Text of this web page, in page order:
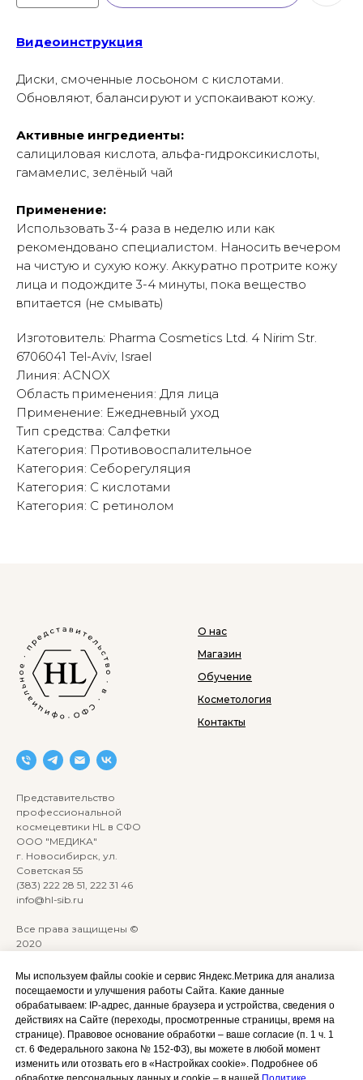
Мы используем файлы cookie и сервис Яндекс.Метрика для анализа
посещаемости и улучшения работы Сайта. Какие данные
обрабатываем: IP‑адрес, данные браузера и устройства, сведения о
действиях на Сайте (переходы, просмотренные страницы, время на
странице). Правовое основание обработки – ваше согласие (п. 1 ч. 1
ст. 6 Федерального закона № 152‑ФЗ), вы можете в любой момент
изменить или отозвать его в «Настройках cookie». Подробнее об
Видеоинструкция
Диски, смоченные лосьоном с кислотами.
Обновляют, балансируют и успокаивают кожу.
Активные ингредиенты:
салициловая кислота, альфа-гидроксикислоты,
гамамелис, зелёный чай
Применение:
Использовать 3-4 раза в неделю или как
рекомендовано специалистом. Наносить вечером
на чистую и сухую кожу. Аккуратно протрите кожу
лица и подождите 3-4 минуты, пока вещество
впитается (не смывать)
Изготовитель: Pharma Cosmetics Ltd. 4 Nirim Str.
6706041 Tel-Aviv, Israel
Линия: ACNOX
Область применения: Для лица
Применение: Ежедневный уход
Тип средства: Салфетки
Категория: Противовоспалительное
Категория: Себорегуляция
Категория: С кислотами
Категория: С ретинолом
Представительство
профессиональной
космецевтики HL в СФО
ООО "МЕДИКА"
г. Новосибирск, ул.
Советская 55
(383) 222 28 51, 222 31 46
info@hl-sib.ru
Все права защищены ©
2020
ANKRYONK
О нас
Магазин
Обучение
Косметология
Контакты
Акции и скидки
Оплата, доставка и возврат
Сотрудничество
Политика
конфиденциальности
Согласие на обработку
персональных данных